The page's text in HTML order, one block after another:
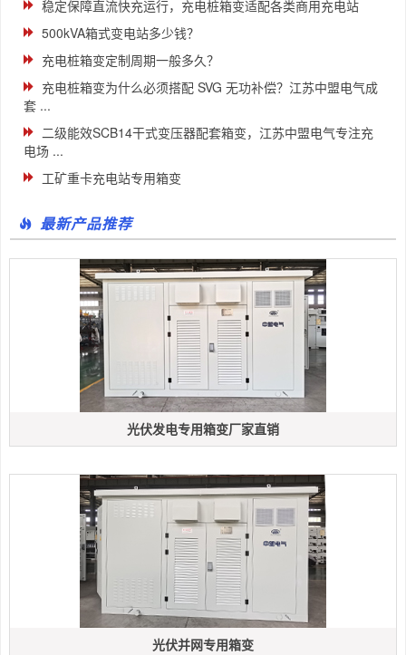
稳定保障直流快充运行，充电桩箱变适配各类商用充电站
500kVA箱式变电站多少钱？
充电桩箱变定制周期一般多久？
充电桩箱变为什么必须搭配 SVG 无功补偿？江苏中盟电气成
套 ...
二级能效SCB14干式变压器配套箱变，江苏中盟电气专注充
电场 ...
工矿重卡充电站专用箱变
最新产品推荐
光伏发电专用箱变厂家直销
光伏并网专用箱变